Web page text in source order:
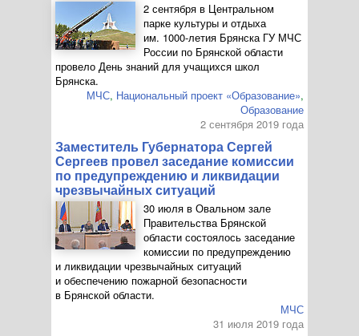
2 сентября в Центральном
парке культуры и отдыха
им. 1000-летия Брянска ГУ МЧС
России по Брянской области
провело День знаний для учащихся школ
Брянска.
МЧС, Национальный проект «Образование»,
Образование
2 сентября 2019 года
Заместитель Губернатора Сергей
Сергеев провел заседание комиссии
по предупреждению и ликвидации
чрезвычайных ситуаций
30 июля в Овальном зале
Правительства Брянской
области состоялось заседание
комиссии по предупреждению
и ликвидации чрезвычайных ситуаций
и обеспечению пожарной безопасности
в Брянской области.
МЧС
31 июля 2019 года